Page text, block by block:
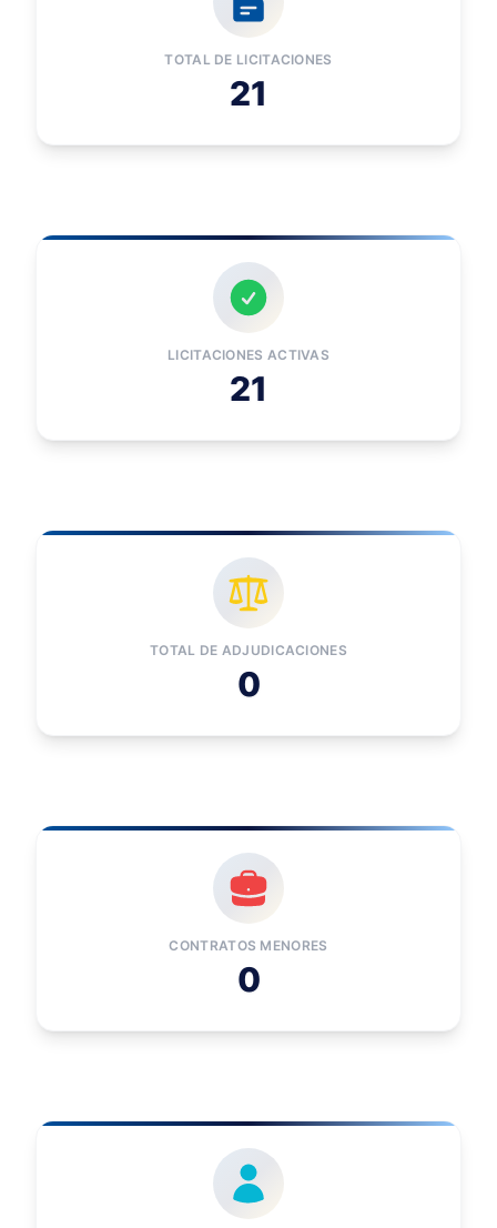
TOTAL DE LICITACIONES
21
LICITACIONES ACTIVAS
21
TOTAL DE ADJUDICACIONES
0
CONTRATOS MENORES
0